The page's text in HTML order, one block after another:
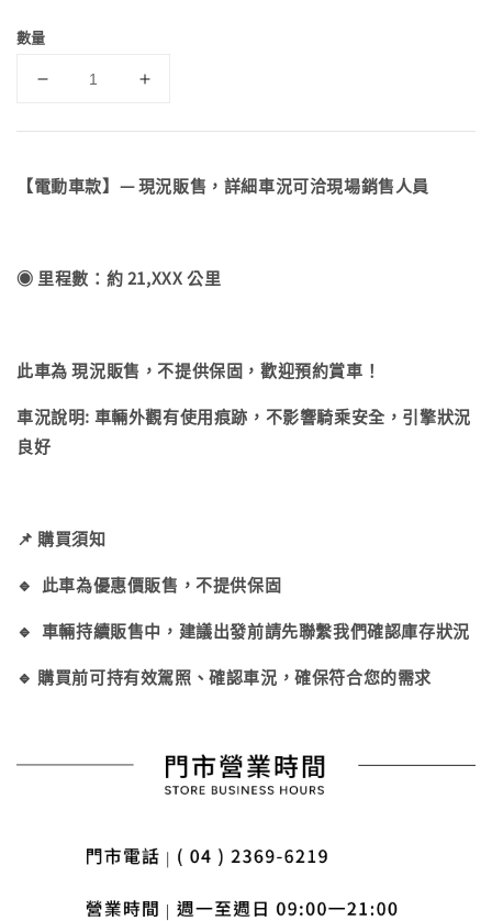
數量
【電動車款】— 現況販售，詳細車況可洽現場銷售人員
◉ 里程數：約 21,XXX 公里
此車為 現況販售，不提供保固，歡迎預約賞車！
車況說明: 車輛外觀有使用痕跡，不影響騎乘安全，引擎狀況
良好
📌 購買須知
🔹 此車為優惠價販售，不提供保固
🔹 車輛持續販售中，建議出發前請先聯繫我們確認庫存狀況
🔹 購買前可持有效駕照、確認車況，確保符合您的需求